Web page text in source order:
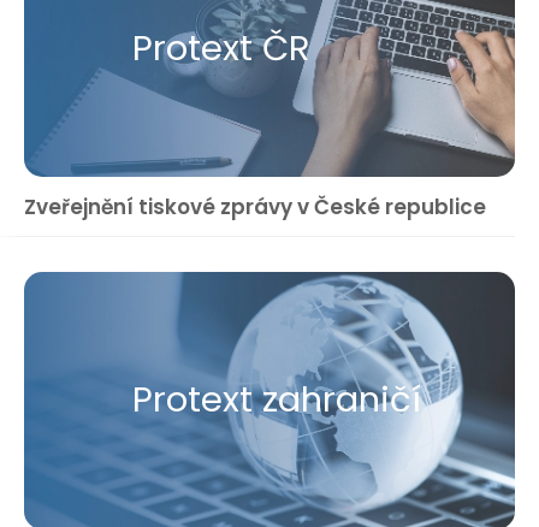
Protext ČR
Zveřejnění tiskové zprávy v České republice
Protext zahraničí